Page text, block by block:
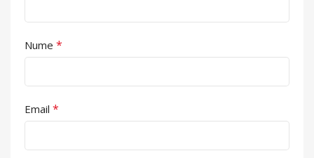
Nume *
Email *